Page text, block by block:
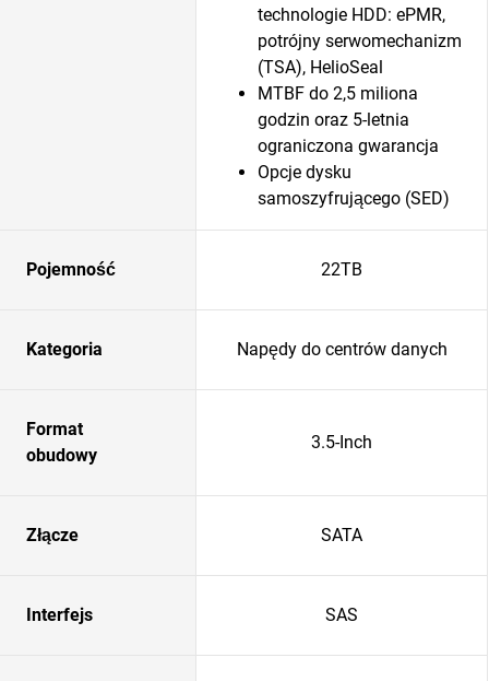
technologie HDD: ePMR,
potrójny serwomechanizm
(TSA), HelioSeal
MTBF do 2,5 miliona
godzin oraz 5-letnia
ograniczona gwarancja
Opcje dysku
samoszyfrującego (SED)
Pojemność 22TB
Kategoria Napędy do centrów danych
Format
obudowy
3.5-Inch
Złącze SATA
Interfejs SAS